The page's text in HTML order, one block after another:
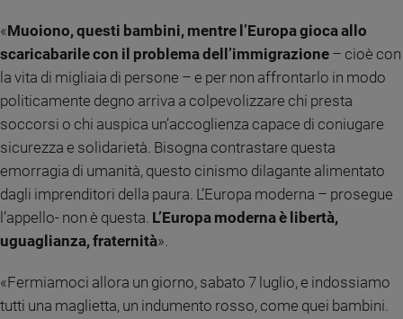
Famiglia
ed
educazione
Genitori
e
figli
Nonni
Coppia
Scuola
giovani
Adolescenza
Bioetica
«Muoiono, questi bambini, mentre l’Europa gioca allo
scaricabarile con il problema dell’immigrazione – cioè con
la vita di migliaia di persone – e per non affrontarlo in modo
politicamente degno arriva a colpevolizzare chi presta
soccorsi o chi auspica un’accoglienza capace di coniugare
sicurezza e solidarietà. Bisogna contrastare questa
emorragia di umanità, questo cinismo dilagante alimentato
dagli imprenditori della paura. L’Europa moderna – prosegue
l’appello- non è questa. L’Europa moderna è libertà,
uguaglianza, fraternità».
«Fermiamoci allora un giorno, sabato 7 luglio, e indossiamo
tutti una maglietta, un indumento rosso, come quei bambini.